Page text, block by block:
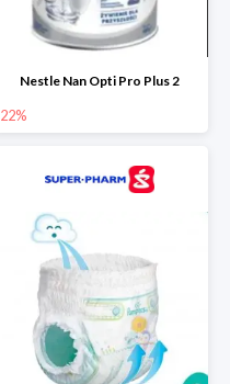
Nestle Nan Opti Pro Plus 2
22%